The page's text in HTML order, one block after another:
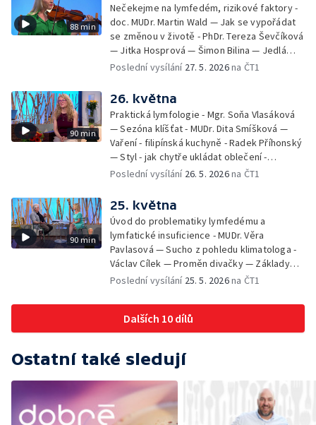
88 min
Nečekejme na lymfedém, rizikové faktory -
doc. MUDr. Martin Wald — Jak se vypořádat
se změnou v životě - PhDr. Tereza Ševčíková
— Jitka Hosprová — Šimon Bilina — Jedlá
zahrada - Petra Matějková — Kulturní tipy
Poslední vysílání 27. 5. 2026na ČT1
90 min
26. května
Praktická lymfologie - Mgr. Soňa Vlasáková
— Sezóna klíšťat - MUDr. Dita Smíšková —
Vaření - filipínská kuchyně - Radek Příhonský
— Styl - jak chytře ukládat oblečení -
Veronika Slaninová — Běháme s dětmi - jak
Schneiderová — Colours of Ostrava - Filip
Košťálek a Jan Vojtko — Tajemství křišťálové
planety - Jan Maxián, Petr Horák a Adélka
Hesová — Český svaz ochránců přírody - Eva
Šrailová
Poslední vysílání 26. 5. 2026na ČT1
90 min
25. května
Úvod do problematiky lymfedému a
lymfatické insuficience - MUDr. Věra
Pavlasová — Sucho z pohledu klimatologa -
Václav Cílek — Proměn divačky — Základy
bezpečnosti dětí na inline bruslích - Petr
Zooterapie - praktické využití - Linda
Tinková — Pražské jaro - Klára Boudalová,
Marko Ivanović
Poslední vysílání 25. 5. 2026na ČT1
Dalších 10 dílů
Ostatní také sledují